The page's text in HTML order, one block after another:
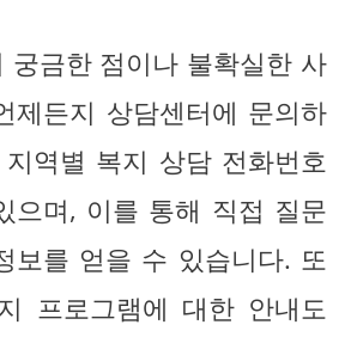
궁금한 점이나 불확실한 사
제든지 상담센터에 문의하
역별 복지 상담 전화번호
으며, 이를 통해 직접 질문
보를 얻을 수 있습니다. 또
프로그램에 대한 안내도